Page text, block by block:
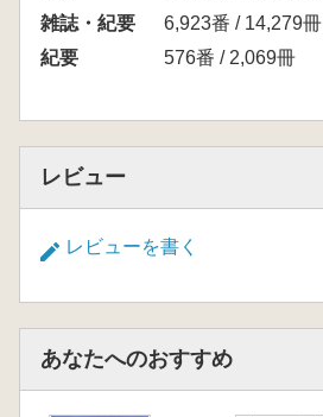
雑誌・紀要
6,923番 / 14,279冊
紀要
576番 / 2,069冊
レビュー
レビューを書く
あなたへのおすすめ